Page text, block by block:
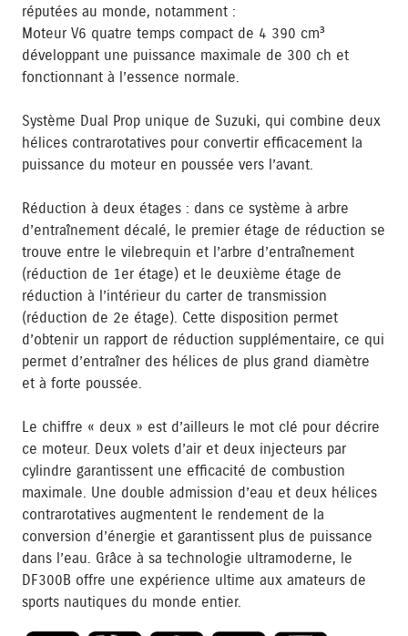
réputées au monde, notamment :
Moteur V6 quatre temps compact de 4 390 cm³
développant une puissance maximale de 300 ch et
fonctionnant à l’essence normale.
Système Dual Prop unique de Suzuki, qui combine deux
hélices contrarotatives pour convertir efficacement la
puissance du moteur en poussée vers l’avant.
Réduction à deux étages : dans ce système à arbre
d’entraînement décalé, le premier étage de réduction se
trouve entre le vilebrequin et l’arbre d’entraînement
(réduction de 1er étage) et le deuxième étage de
réduction à l’intérieur du carter de transmission
(réduction de 2e étage). Cette disposition permet
d’obtenir un rapport de réduction supplémentaire, ce qui
permet d’entraîner des hélices de plus grand diamètre
et à forte poussée.
Le chiffre « deux » est d’ailleurs le mot clé pour décrire
ce moteur. Deux volets d’air et deux injecteurs par
cylindre garantissent une efficacité de combustion
maximale. Une double admission d’eau et deux hélices
contrarotatives augmentent le rendement de la
conversion d’énergie et garantissent plus de puissance
dans l’eau. Grâce à sa technologie ultramoderne, le
DF300B offre une expérience ultime aux amateurs de
sports nautiques du monde entier.